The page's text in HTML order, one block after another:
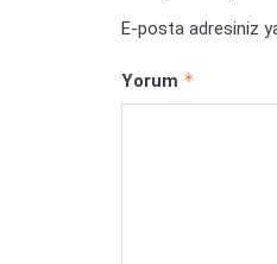
E-posta adresiniz
Yorum *